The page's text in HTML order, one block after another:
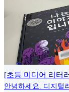
[초등 미디어 리터
안녕하세요. 디지털